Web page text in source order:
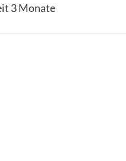
3 Monate